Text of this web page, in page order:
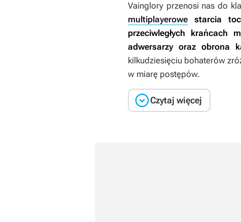
Vainglory przenosi nas do
multiplayerowe
starcia
przeciwległych krańcach
adwersarzy oraz obrona
kilkudziesięciu bohaterów
w miarę postępów.
Czytaj więcej